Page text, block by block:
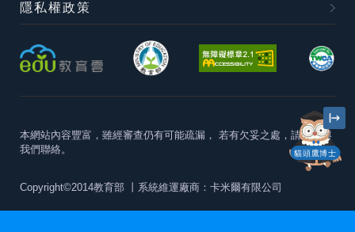
貓頭鷹博士
隱私權政策
本網站內容豐富，雖經審查仍有可能疏漏， 若有欠妥之處，請隨時與
我們聯絡。
Copyright©2014教育部 丨系統維運廠商：卡米爾有限公司